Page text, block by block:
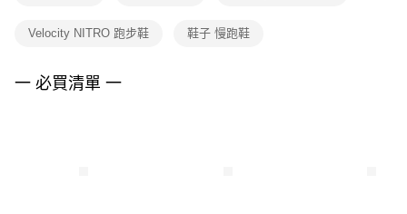
３．未成年的使用者請事先徵得法定代理人或監護人之同意方可使用
４．使用「AFTEE先享後付」時，將依據個別帳號之用戶狀況，依本公司即
Velocity NITRO 跑步鞋 鞋子 慢跑鞋
一 必買清單 一